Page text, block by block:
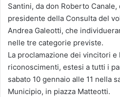
Santini, da don Roberto
presidente della Consulta del
Andrea Galeotti, che
nelle tre categorie previste.
La proclamazione dei vincitori e
riconoscimenti, estesi a tutti i
sabato 10 gennaio alle 11 nella
Municipio, in piazza Matteotti.